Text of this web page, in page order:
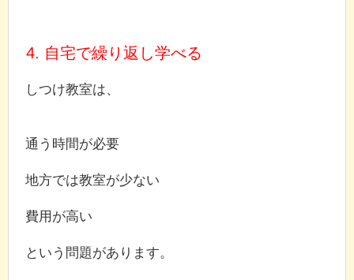
4. 自宅で繰り返し学べる
しつけ教室は、
通う時間が必要
地方では教室が少ない
費用が高い
という問題があります。